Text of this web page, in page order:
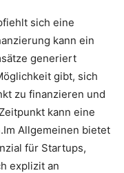
sich eine
kann ein
generiert
gibt, sich
zu finanzieren und
kann eine
Allgemeinen bietet
für Startups,
explizit an